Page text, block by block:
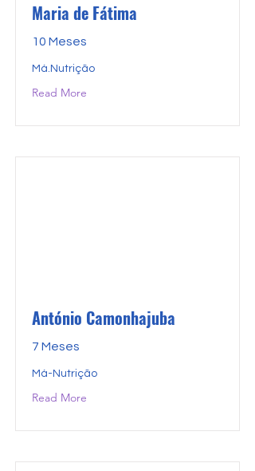
Maria de Fátima
10 Meses
Má.Nutrição
Read More
António Camonhajuba
7 Meses
Má-Nutrição
Read More